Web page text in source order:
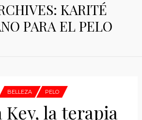
KARITÉ
PARA EL PELO
BELLEZA PELO
Key, la terapia